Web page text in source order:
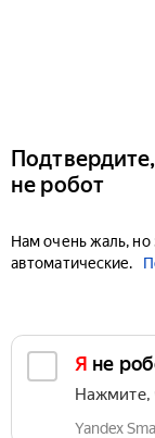
не робот
Нам очень жаль, но
автоматические.
Я не
Нажмите,
Yandex